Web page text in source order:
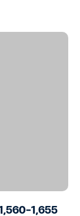
1,655